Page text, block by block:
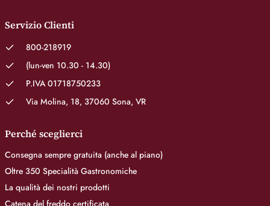
Servizio Clienti
800-218919
(lun-ven 10.30 - 14.30)
P.IVA 01718750233
Via Molina, 18, 37060 Sona, VR
Perché sceglierci
Consegna sempre gratuita (anche al piano)
Oltre 350 Specialità Gastronomiche
La qualità dei nostri prodotti
Catena del freddo certificata